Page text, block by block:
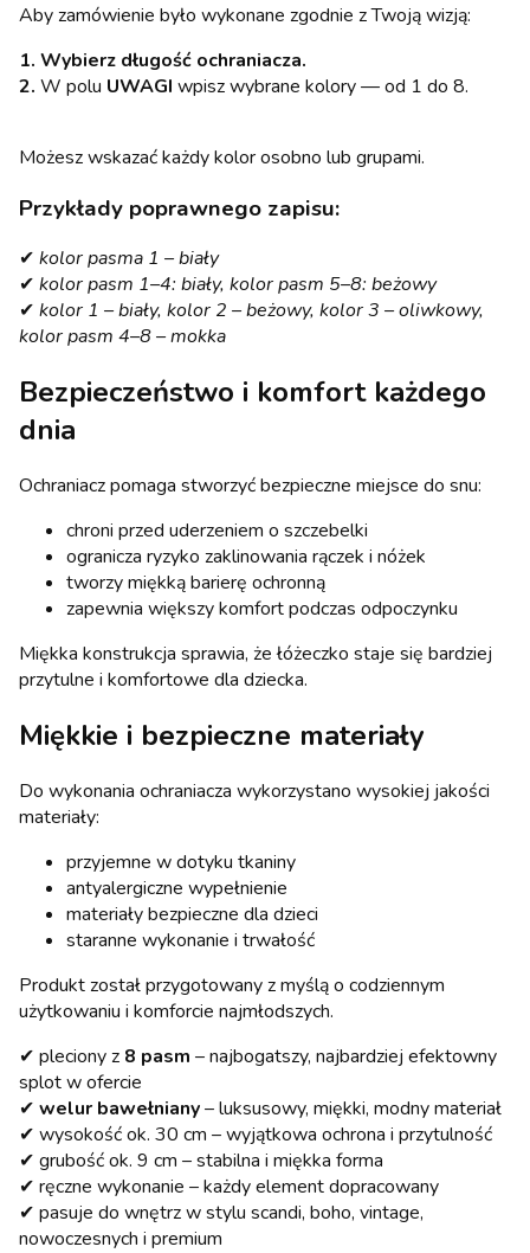
Aby zamówienie było wykonane zgodnie z Twoją wizją:
1. Wybierz długość ochraniacza.
2. W polu UWAGI wpisz wybrane kolory — od 1 do 8.
Możesz wskazać każdy kolor osobno lub grupami.
Przykłady poprawnego zapisu:
✔ kolor pasma 1 – biały
✔ kolor pasm 1–4: biały, kolor pasm 5–8: beżowy
✔ kolor 1 – biały, kolor 2 – beżowy, kolor 3 – oliwkowy,
kolor pasm 4–8 – mokka
Bezpieczeństwo i komfort każdego
dnia
Ochraniacz pomaga stworzyć bezpieczne miejsce do snu:
chroni przed uderzeniem o szczebelki
ogranicza ryzyko zaklinowania rączek i nóżek
tworzy miękką barierę ochronną
zapewnia większy komfort podczas odpoczynku
Miękka konstrukcja sprawia, że łóżeczko staje się bardziej
przytulne i komfortowe dla dziecka.
Miękkie i bezpieczne materiały
Do wykonania ochraniacza wykorzystano wysokiej jakości
materiały:
przyjemne w dotyku tkaniny
antyalergiczne wypełnienie
materiały bezpieczne dla dzieci
staranne wykonanie i trwałość
Produkt został przygotowany z myślą o codziennym
użytkowaniu i komforcie najmłodszych.
✔ pleciony z 8 pasm – najbogatszy, najbardziej efektowny
splot w ofercie
✔ welur bawełniany– luksusowy, miękki, modny materiał
✔ wysokość ok. 30 cm – wyjątkowa ochrona i przytulność
✔ grubość ok. 9 cm – stabilna i miękka forma
✔ ręczne wykonanie – każdy element dopracowany
✔ pasuje do wnętrz w stylu scandi, boho, vintage,
nowoczesnych i premium